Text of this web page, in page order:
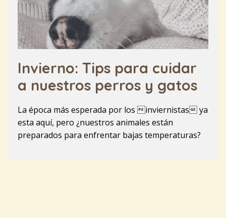
Invierno: Tips para cuidar
a nuestros perros y gatos
La época más esperada por los inviernistas ya
esta aquí, pero ¿nuestros animales están
preparados para enfrentar bajas temperaturas?